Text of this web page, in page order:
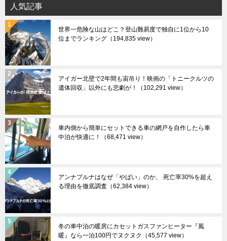
人気記事
世界一危険な山はどこ？登山難易度で独自に1位から10
位までランキング （194,835 view）
アイガー北壁で2年間も宙吊り！映画の「トニークルツの
遺体回収」以外にも悲劇が！
（102,291 view）
車内側から簡単にセットできる車の網戸を自作したら車
中泊が快適に！
（68,471 view）
アンナプルナはなぜ「やばい」のか、 死亡率30%を超え
る理由を徹底調査 （62,384 view）
冬の車中泊の暖房にカセットガスファンヒーター『風
暖』なら一泊100円でヌクヌク
（45,577 view）